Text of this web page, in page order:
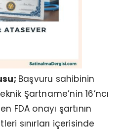
Başvuru sahibinin
Şartname’nin 16’ncı
FDA onayı şartının
sınırları içerisinde